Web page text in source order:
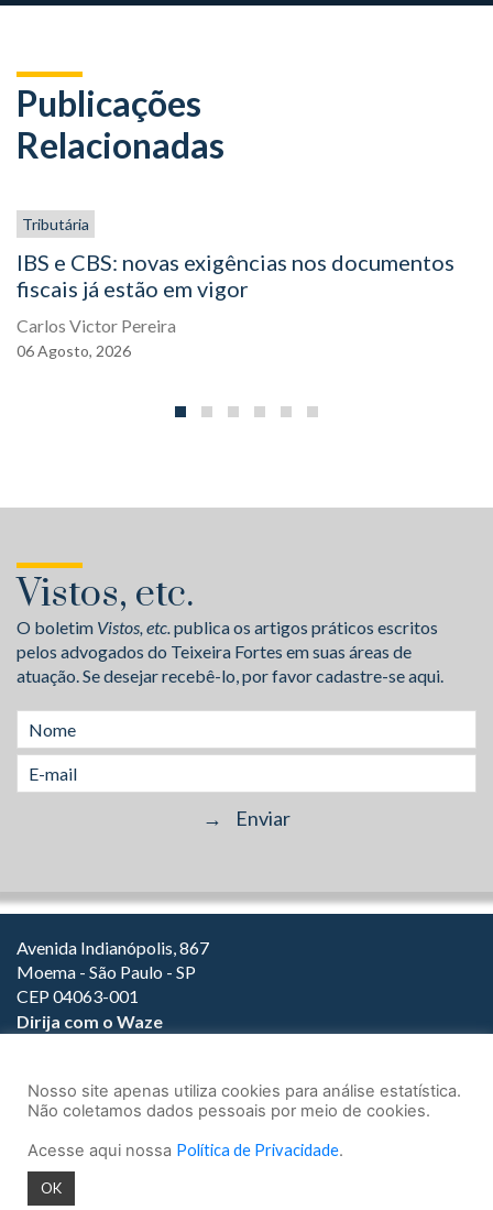
Publicações
Relacionadas
Tributária
IBS e CBS: novas exigências nos documentos
fiscais já estão em vigor
Carlos Victor Pereira
06Agosto, 2026
Vistos, etc.
O boletim Vistos, etc.publica os artigos práticos escritos
pelos advogados do Teixeira Fortes em suas áreas de
atuação. Se desejar recebê-lo, por favor cadastre-se aqui.
Avenida Indianópolis, 867
Moema - São Paulo - SP
CEP 04063-001
Dirija com o Waze
(11) 3147-1800
© 2026.
Nosso site apenas utiliza cookies para análise estatística.
Não coletamos dados pessoais por meio de cookies.
Acesse aqui nossa Política de Privacidade.
OK